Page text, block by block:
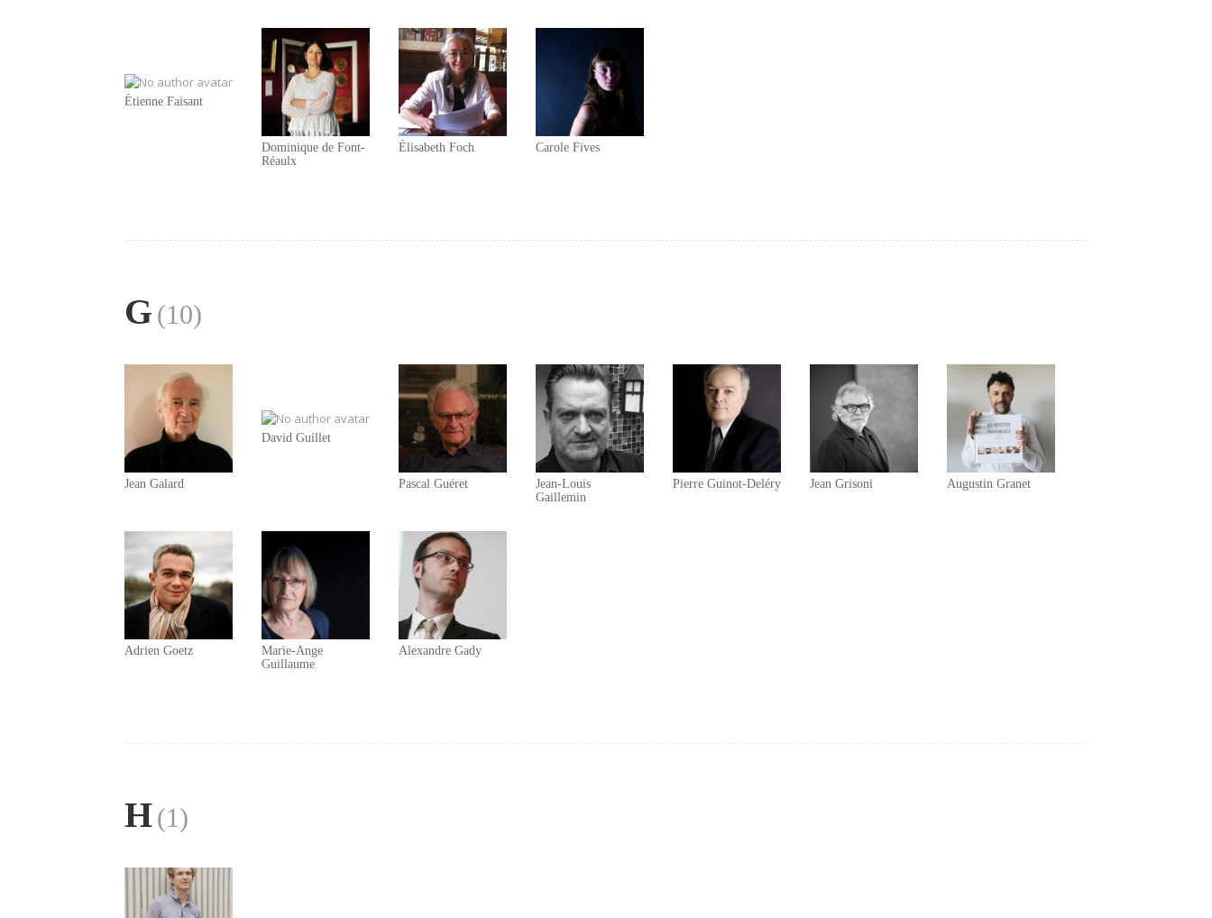
Étienne Faisant
Dominique de Font-
Réaulx
Élisabeth Foch Carole Fives
G (10)
Jean Galard
David Guillet
Pascal Guéret
Jean-Louis
Gaillemin
Pierre Guinot-Deléry Jean Grisoni Augustin Granet
Adrien Goetz
Marie-Ange
Guillaume
Alexandre Gady
H(1)